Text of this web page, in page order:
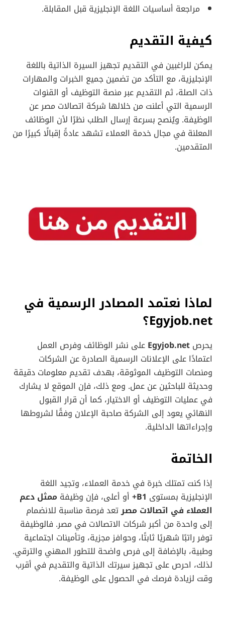
مراجعة أساسيات اللغة الإنجليزية قبل المقابلة.
كيفية التقديم
يمكن للراغبين في التقديم تجهيز السيرة الذاتية باللغة
الإنجليزية، مع التأكد من تضمين جميع الخبرات والمهارات
ذات الصلة، ثم التقديم عبر منصة التوظيف أو القنوات
الرسمية التي أعلنت من خلالها شركة اتصالات مصر عن
الوظيفة. ويُنصح بسرعة إرسال الطلب نظرًا لأن الوظائف
المعلنة في مجال خدمة العملاء تشهد عادةً إقبالًا كبيرًا من
المتقدمين.
لماذا نعتمد المصادر الرسمية في
Egyjob.net؟
يحرص Egyjob.net على نشر الوظائف وفرص العمل
اعتمادًا على الإعلانات الرسمية الصادرة عن الشركات
ومنصات التوظيف الموثوقة، بهدف تقديم معلومات دقيقة
وحديثة للباحثين عن عمل. ومع ذلك، فإن الموقع لا يشارك
في عمليات التوظيف أو الاختيار، كما أن قرار القبول
النهائي يعود إلى الشركة صاحبة الإعلان وفقًا لشروطها
وإجراءاتها الداخلية.
الخاتمة
إذا كنت تمتلك خبرة في خدمة العملاء، وتجيد اللغة
الإنجليزية بمستوى B1+ أو أعلى، فإن وظيفة ممثل دعم
العملاء في اتصالات مصرتعد فرصة مناسبة للانضمام
إلى واحدة من أكبر شركات الاتصالات في مصر. فالوظيفة
توفر راتبًا شهريًا ثابتًا، وحوافز مجزية، وتأمينات اجتماعية
وطبية، بالإضافة إلى فرص واضحة للتطور المهني والترقي.
لذلك، احرص على تجهيز سيرتك الذاتية والتقديم في أقرب
وقت لزيادة فرصك في الحصول على الوظيفة.